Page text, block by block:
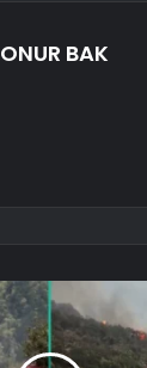
ONUR BAK